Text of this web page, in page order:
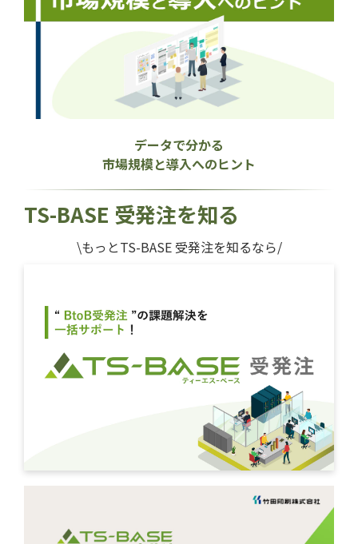
データで分かる
市場規模と導入へのヒント
TS-BASE 受発注を知る
\もっとTS-BASE 受発注を知るなら/